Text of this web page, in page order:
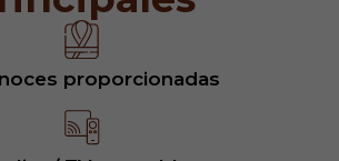
proporcionadas